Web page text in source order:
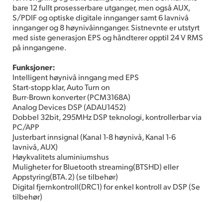
bare 12 fullt prosesserbare utganger, men også AUX,
S/PDIF og optiske digitale innganger samt 6 lavnivå
innganger og 8 høynivåinnganger. Sistnevnte er utstyrt
med siste generasjon EPS og håndterer opptil 24 V RMS
på inngangene.
Funksjoner:
Intelligent høynivå inngang med EPS
Start-stopp klar, Auto Turn on
Burr-Brown konverter (PCM3168A)
Analog Devices DSP (ADAU1452)
Dobbel 32bit, 295MHz DSP teknologi, kontrollerbar via
PC/APP
Justerbart innsignal (Kanal 1-8 høynivå, Kanal 1-6
lavnivå, AUX)
Høykvalitets aluminiumshus
Muligheter for Bluetooth streaming(BTSHD) eller
Appstyring(BTA.2) (se tilbehør)
Digital fjernkontroll(DRC1) for enkel kontroll av DSP (Se
tilbehør)